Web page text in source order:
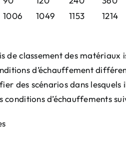
1006 1049 1153 1214
classement des
d’échauffement
des scénarios dans
conditions d’échauffements